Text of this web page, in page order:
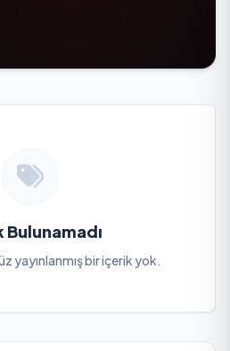
Bulunamadı
yayınlanmış bir içerik yok.